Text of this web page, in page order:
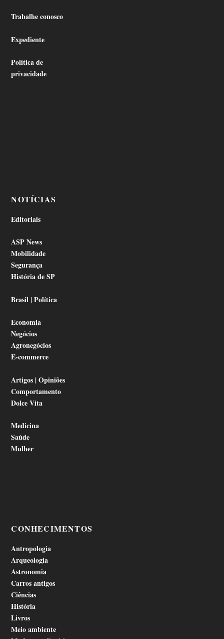
Trabalhe conosco
Expediente
Política de
privacidade
NOTÍCIAS
Editoriais
ASP News
Mobilidade
Segurança
História de SP
Brasil | Política
Economia
Negócios
Agronegócios
E-commerce
Artigos | Opiniões
Comportamento
Dolce Vita
Medicina
Saúde
Mulher
CONHECIMENTOS
Antropologia
Arqueologia
Astronomia
Carros antigos
Ciências
História
Livros
Meio ambiente